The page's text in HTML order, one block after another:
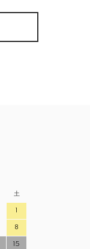
土
8
15